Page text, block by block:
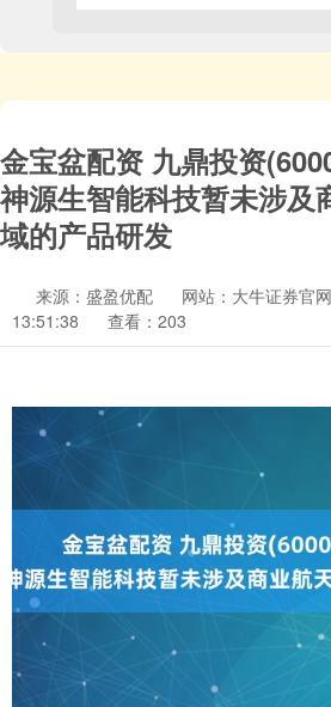
金宝盆配资 九鼎投资
神源生智能科技暂未涉及
域的产品研发
来源：盛盈优配 网站：大牛证券官网
13:51:38
查看：203